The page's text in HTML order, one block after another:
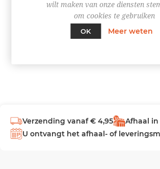
BESTEL NU!
Verzending vanaf € 4,95
Afhaal
U ontvangt het afhaal- of
wilt maken van onze diensten
om cookies te gebruiken
OK
Meer weten